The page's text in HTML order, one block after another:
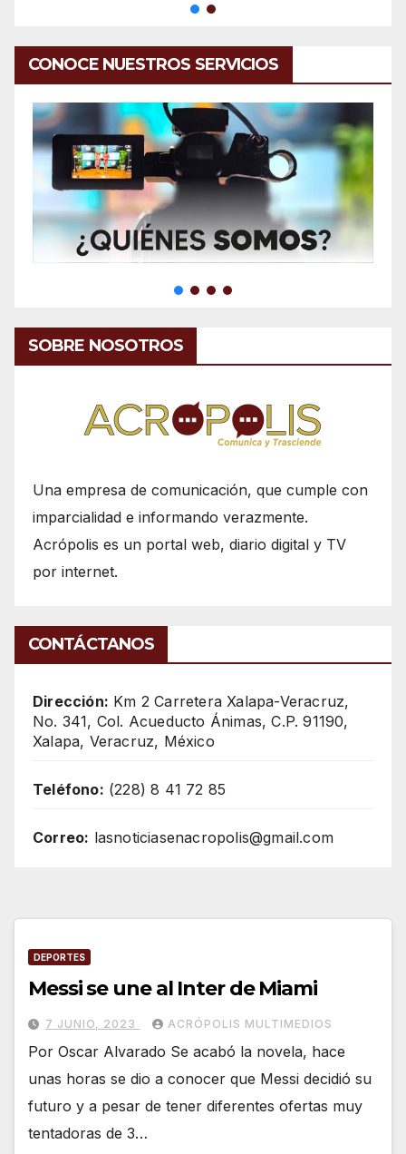
CONOCE NUESTROS SERVICIOS
SOBRE NOSOTROS
Una empresa de comunicación, que cumple con
imparcialidad e informando verazmente.
Acrópolis es un portal web, diario digital y TV
por internet.
CONTÁCTANOS
Dirección: Km 2 Carretera Xalapa-Veracruz,
No. 341, Col. Acueducto Ánimas, C.P. 91190,
Xalapa, Veracruz, México
Teléfono: (228) 8 41 72 85
Correo: lasnoticiasenacropolis@gmail.com
DEPORTES
Messi se une al Inter de Miami
7 JUNIO, 2023 ACRÓPOLIS MULTIMEDIOS
Por Oscar Alvarado Se acabó la novela, hace
unas horas se dio a conocer que Messi decidió su
futuro y a pesar de tener diferentes ofertas muy
tentadoras de 3…